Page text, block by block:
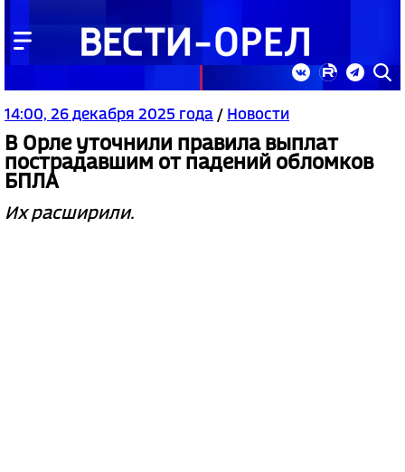
14:00, 26 декабря 2025 года / Новости
В Орле уточнили правила выплат
пострадавшим от падений обломков
БПЛА
Их расширили.